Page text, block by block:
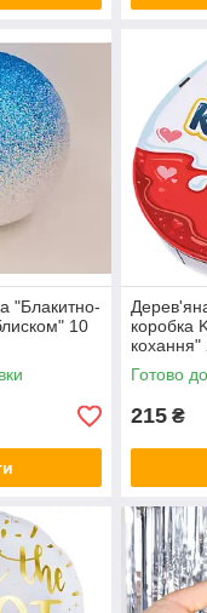
"Блакитно-
10
коробка
кохання"
Готово
215 ₴